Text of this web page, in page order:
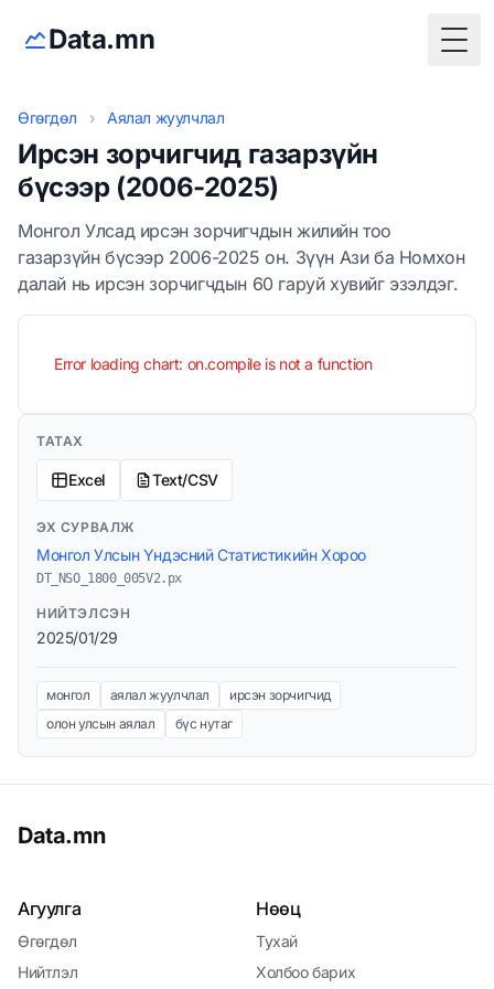
Data.mn
Өгөгдөл › Аялал жуулчлал
Ирсэн зорчигчид газарзүйн
бүсээр (2006-2025)
Монгол Улсад ирсэн зорчигчдын жилийн тоо
газарзүйн бүсээр 2006-2025 он. Зүүн Ази ба Номхон
далай нь ирсэн зорчигчдын 60 гаруй хувийг эзэлдэг.
Error loading chart: on.compile is not a function
ТАТАХ
Excel Text/CSV
ЭХ СУРВАЛЖ
Монгол Улсын Үндэсний Статистикийн Хороо
DT_NSO_1800_005V2.px
НИЙТЭЛСЭН
2025/01/29
монгол аялал жуулчлал
ирсэн зорчигчид
олон улсын аялал
бүс нутаг
Data.mn
Агуулга
Өгөгдөл
Нийтлэл
Нөөц
Тухай
Холбоо барих